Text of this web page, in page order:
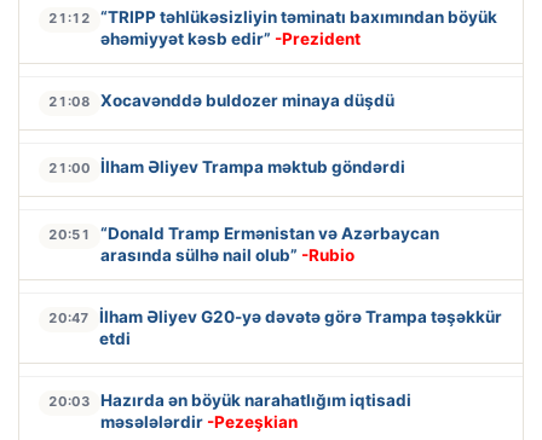
21:12
“TRIPP təhlükəsizliyin təminatı baxımından böyük
əhəmiyyət kəsb edir” -Prezident
21:08 Xocavənddə buldozer minaya düşdü
21:00 İlham Əliyev Trampa məktub göndərdi
20:51
“Donald Tramp Ermənistan və Azərbaycan
arasında sülhə nail olub” -Rubio
20:47
İlham Əliyev G20-yə dəvətə görə Trampa təşəkkür
etdi
20:03
Hazırda ən böyük narahatlığım iqtisadi
məsələlərdir -Pezeşkian